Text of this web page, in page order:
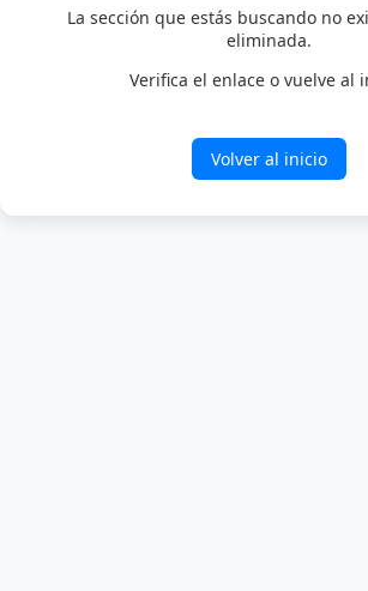
La sección que estás buscando no
eliminada.
Verifica el enlace o vuelve al
Volver al inicio